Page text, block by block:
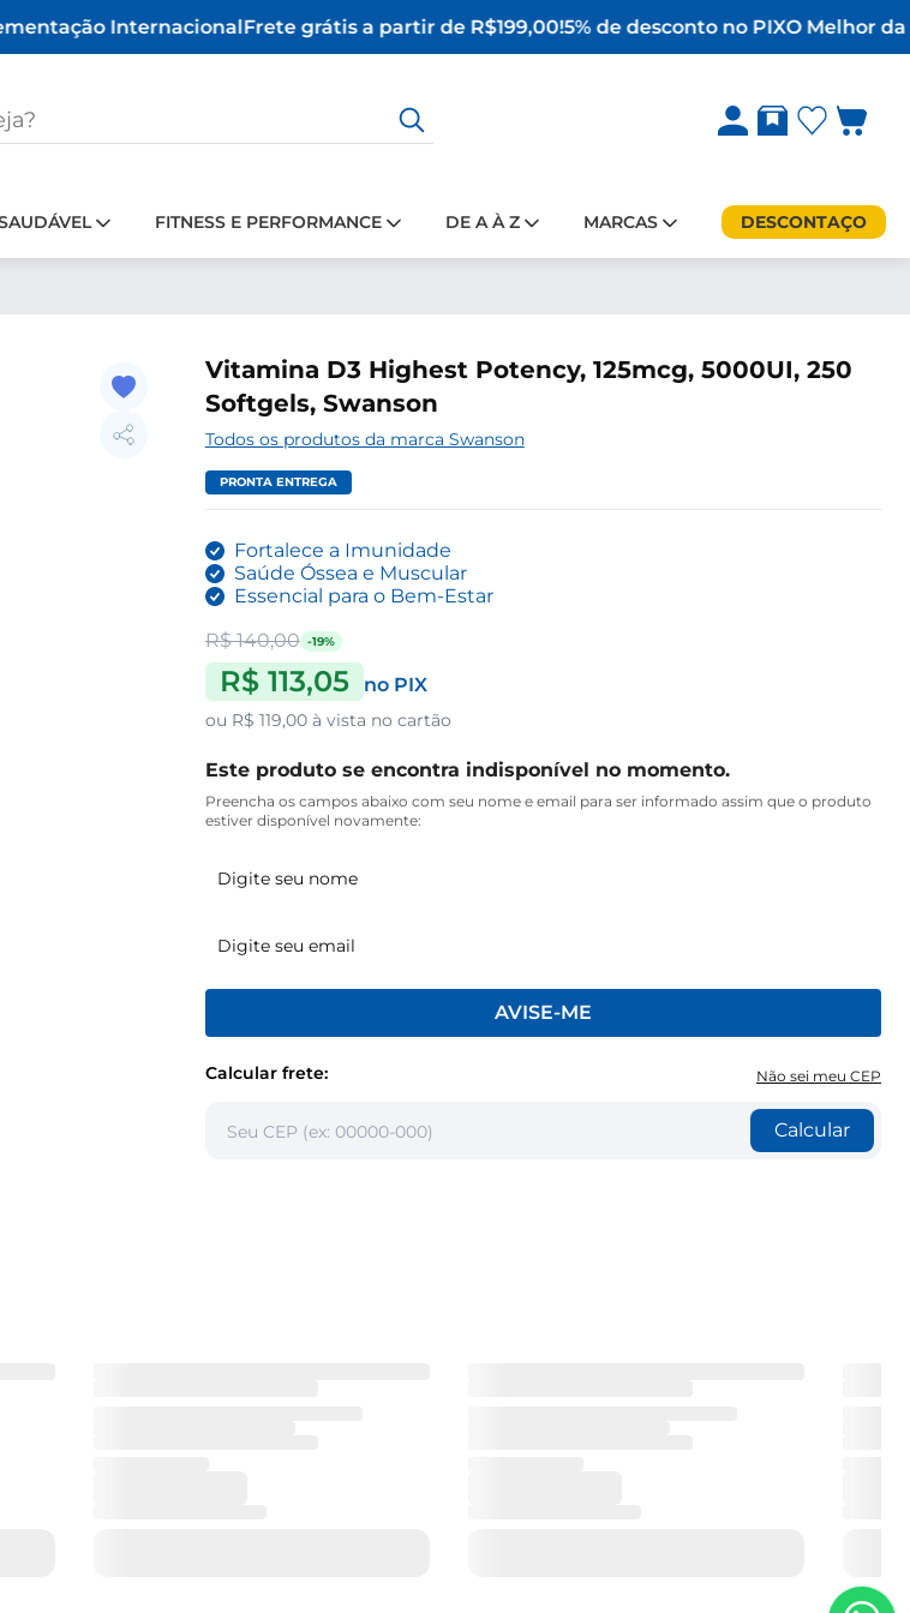
InternacionalFrete grátis a partir de R$199,00!5% de desconto no PIXO Melhor da
FITNESS E PERFORMANCE DE A À Z MARCAS DESCONTAÇO
Vitamina D3 Highest Potency, 125mcg, 5000UI, 250
Softgels, Swanson
Todos os produtos da marca Swanson
PRONTA ENTREGA
Fortalece a Imunidade
Saúde Óssea e Muscular
Essencial para o Bem-Estar
R$ 140,00 -19%
R$ 113,05 no PIX
ou R$ 119,00à vista no cartão
Este produto se encontra indisponível no momento.
Preencha os campos abaixo com seu nome e email para ser informado assim que o produto
estiver disponível novamente:
AVISE-ME
Calcular frete: Não sei meu CEP
Calcular